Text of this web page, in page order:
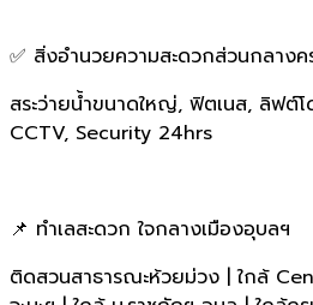
✅ สิ่งอำนวยความสะดวกส่วนกลางค
สระว่ายน้ำขนาดใหญ่, ฟิตเนส, ลิฟต์
CCTV, Security 24hrs
📌 ทำเลสะดวก ใจกลางเมืองอุบลฯ
ติดสวนสาธารณะห้วยม่วง | ใกล้